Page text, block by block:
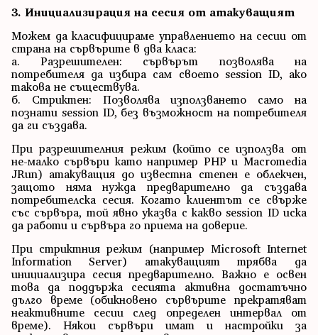
3. Инициализирация на сесия от атакуващият
Можем да класифицираме управлението на сесии от
страна на сървърите в два класа:
а. Разрешителен: сървърът позволява на
потребителя да избира сам своето session ID, ако
такова не съществува.
б. Стриктен: Позволява използването само на
познати session ID, без възможност на потребителя
да ги създава.
При разрешителния режим (който се използва от
не-малко сървъри като например PHP и Macromedia
JRun) атакуващия до известна степен е облекчен,
защото няма нужда предварително да създава
потребителска сесия. Когато клиентът се свърже
със сървъра, той явно указва с какво session ID иска
да работи и сървъра го приема на доверие.
При стриктния режим (например Microsoft Internet
Information Server) атакуващият трябва да
инициализира сесия предварително. Важно е освен
това да поддържа сесията активна достатъчно
дълго време (обикновено сървърите прекратяват
неактивните сесии след определен интервал от
време). Някои сървъри имат и настройки за